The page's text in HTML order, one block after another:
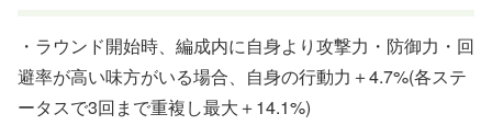
・ラウンド開始時、編成内に自身より攻撃力・防御力・回
避率が高い味方がいる場合、自身の行動力＋4.7%(各ステ
ータスで3回まで重複し最大＋14.1%)